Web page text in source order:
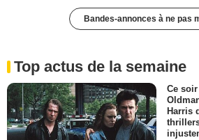
Bandes-annonces à ne pas
Top actus de la semaine
Ce
Harris